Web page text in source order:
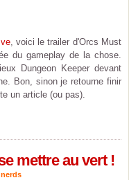
, voici le trailer d'Orcs Must
du gameplay de la chose.
Dungeon Keeper devant
Bon, sinon je retourne finir
un article (ou pas).
mettre au vert !